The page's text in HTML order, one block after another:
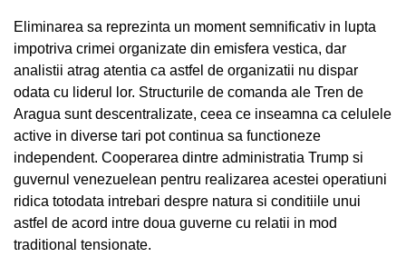
Eliminarea sa reprezinta un moment semnificativ in lupta
impotriva crimei organizate din emisfera vestica, dar
analistii atrag atentia ca astfel de organizatii nu dispar
odata cu liderul lor. Structurile de comanda ale Tren de
Aragua sunt descentralizate, ceea ce inseamna ca celulele
active in diverse tari pot continua sa functioneze
independent. Cooperarea dintre administratia Trump si
guvernul venezuelean pentru realizarea acestei operatiuni
ridica totodata intrebari despre natura si conditiile unui
astfel de acord intre doua guverne cu relatii in mod
traditional tensionate.